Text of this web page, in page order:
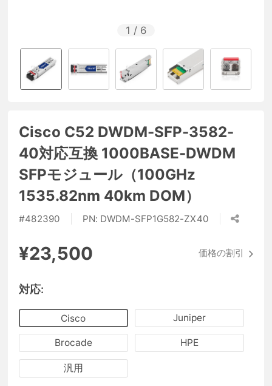
1 / 6
Cisco C52 DWDM-SFP-3582-
40対応互換 1000BASE-DWDM
SFPモジュール（100GHz
1535.82nm 40km DOM）
#482390 PN: DWDM-SFP1G582-ZX40
¥23,500 価格の割引
対応:
Cisco Juniper
Brocade HPE
汎用